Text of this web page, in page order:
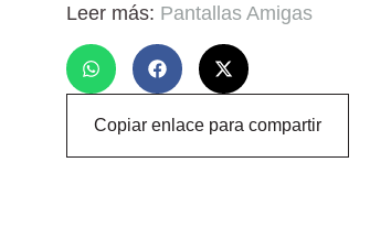
Leer más: Pantallas Amigas
Copiar enlace para compartir